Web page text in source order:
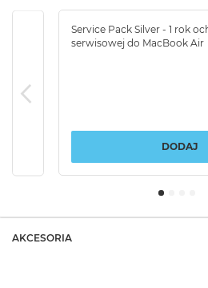
Service Pack Silver - 1 rok
serwisowej do MacBook Air
DODAJ
AKCESORIA